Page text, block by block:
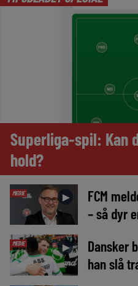
Superliga-spil: Kan
hold?
MEDIE ►
FCM
– så dyr
MEDIE ►
Dansker
han slå